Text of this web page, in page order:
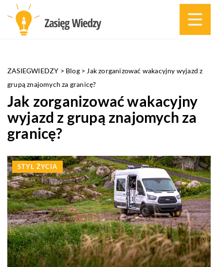
ZASIEGWIEDZY > Blog> Jak zorganizować wakacyjny wyjazd z
grupą znajomych za granicę?
Jak zorganizować wakacyjny
wyjazd z grupą znajomych za
granicę?
STYL ŻYCIA